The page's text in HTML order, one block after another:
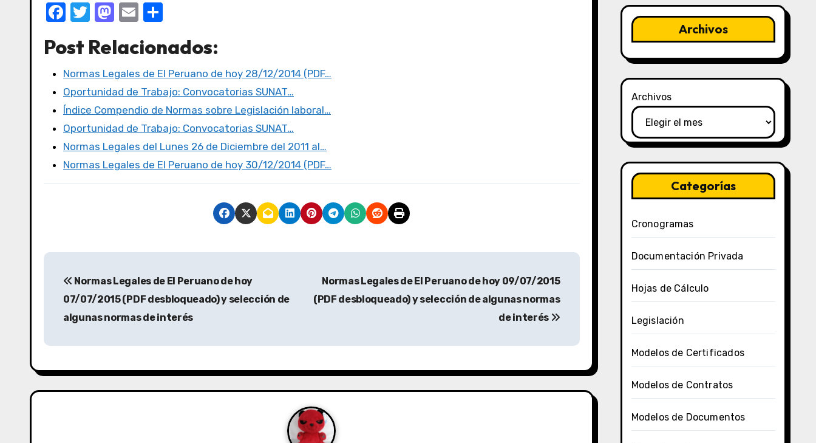
F
c
e
b
o
o
k
T
it
te
r
M
st
o
d
o
n
E
ail m
p
ar
tir
Post Relacionados:
Normas Legales de El Peruano de hoy 28/12/2014 (PDF…
Oportunidad de Trabajo: Convocatorias SUNAT…
Índice Compendio de Normas sobre Legislación laboral…
Oportunidad de Trabajo: Convocatorias SUNAT…
Normas Legales del Lunes 26 de Diciembre del 2011 al…
Normas Legales de El Peruano de hoy 30/12/2014 (PDF…
Normas Legales de El Peruano de hoy
07/07/2015 (PDF desbloqueado) y selección de
algunas normas de interés
Normas Legales de El Peruano de hoy 09/07/2015
(PDF desbloqueado) y selección de algunas normas
de interés
Archivos
Archivos
Categorías
Cronogramas
Documentación Privada
Hojas de Cálculo
Legislación
Modelos de Certificados
Modelos de Contratos
Modelos de Documentos